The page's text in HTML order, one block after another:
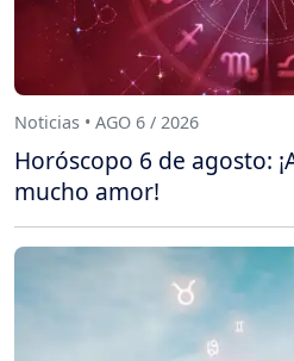
Noticias • AGO 6 / 2026
Horóscopo 6 de agosto:
mucho amor!